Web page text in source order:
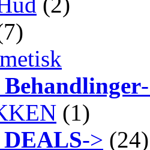
(1)
-> (24)